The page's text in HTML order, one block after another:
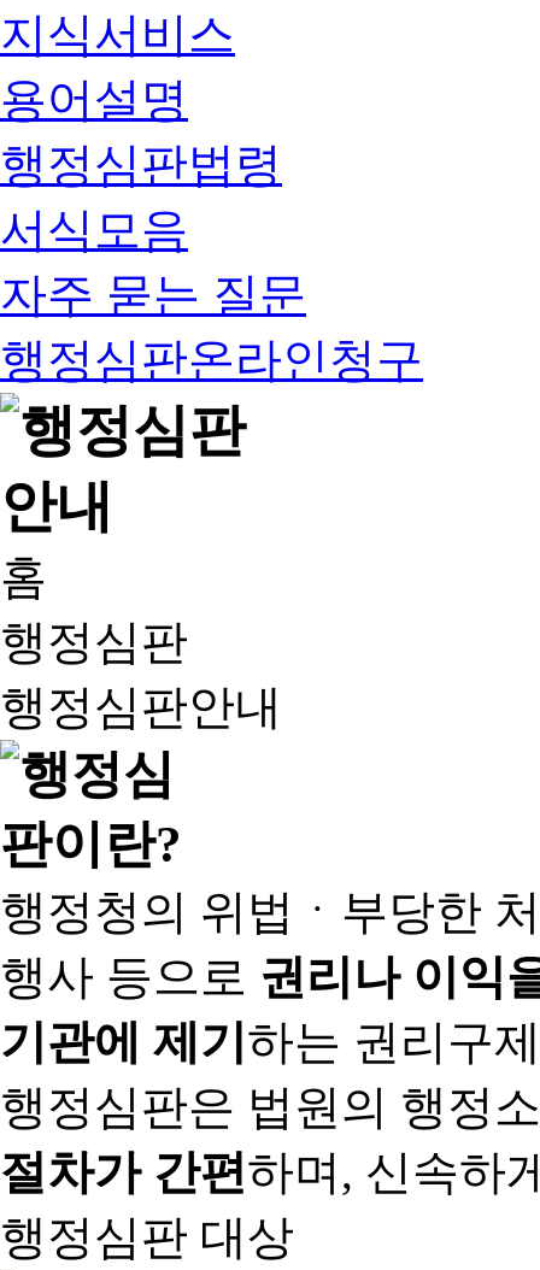
지식서비스
용어설명
행정심판법령
서식모음
자주 묻는 질문
행정심판온라인청구
홈
행정심판
행정심판안내
행정청의 위법ㆍ부당한
행사 등으로 권리나 이익
기관에 제기하는 권리구
행정심판은 법원의 행정
절차가 간편하며, 신속하
행정심판 대상